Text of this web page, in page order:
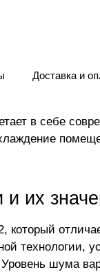
Доставка и
в себе
и их
который
технологии,
Уровень шума